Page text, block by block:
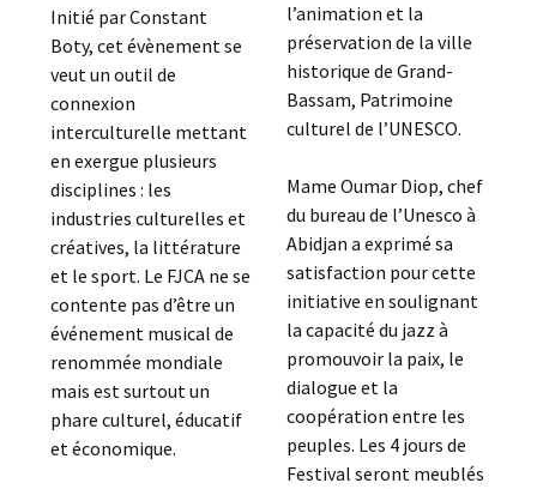
Initié par Constant
Boty, cet évènement se
veut un outil de
connexion
interculturelle mettant
en exergue plusieurs
disciplines : les
industries culturelles et
créatives, la littérature
et le sport. Le FJCA ne se
contente pas d’être un
événement musical de
renommée mondiale
mais est surtout un
phare culturel, éducatif
et économique.
l’animation et la
préservation de la ville
historique de Grand-
Bassam, Patrimoine
culturel de l’UNESCO.
Mame Oumar Diop, chef
du bureau de l’Unesco à
Abidjan a exprimé sa
satisfaction pour cette
initiative en soulignant
la capacité du jazz à
promouvoir la paix, le
dialogue et la
coopération entre les
peuples. Les 4 jours de
Festival seront meublés